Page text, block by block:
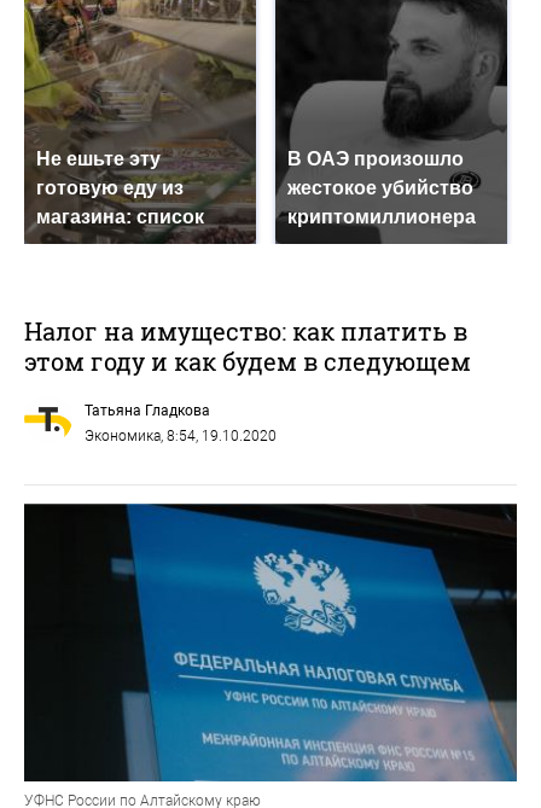
Не ешьте эту
готовую еду из
магазина: список
В ОАЭ произошло
жестокое убийство
криптомиллионера
Налог на имущество: как платить в
этом году и как будем в следующем
Татьяна Гладкова
Экономика, 8:54, 19.10.2020
УФНС России по Алтайскому краю